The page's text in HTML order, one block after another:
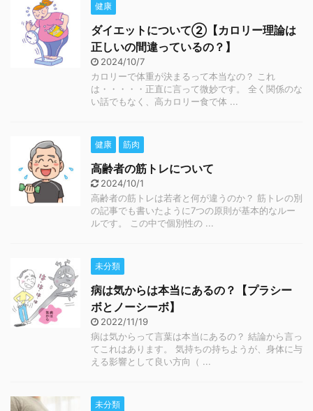
健康
ダイエットについて②【カロリー理論は
正しいの間違っているの？】
2024/10/7
カロリーで体重が決まるって本当なの？ これ
は・・・・・正直に言って微妙です。 全く関係のな
い話でもなく、高カロリー食で体 ...
健康 筋肉
高齢者の筋トレについて
2024/10/1
高齢者の筋トレは若者と何が違うのか？ 筋トレの別
の記事でも書いたように7つの原則が基本的なルー
ルです。 この中で個別性の ...
未分類
病は気からは本当にあるの？【プラシー
ボとノーシーボ】
2022/11/19
病は気からって言葉は本当にあるの？ 結論から言っ
てこれはあります。 気持ちの持ちようが、身体に与
える影響として良い方向（ ...
未分類